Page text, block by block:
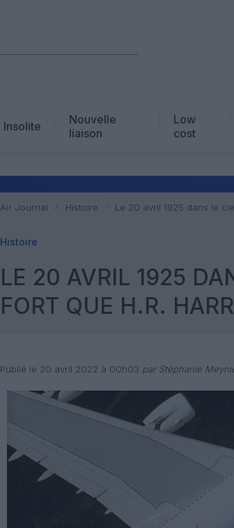
Insolite
Nouvelle
liaison
Low
cost
Air Journal Histoire Le 20 avril 1925 dans le
Histoire
LE 20 AVRIL 1925
FORT QUE H.R.
Publié le 20 avril 2022 à 00h03 par Stéphanie